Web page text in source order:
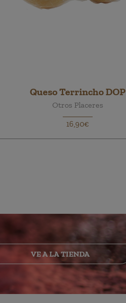
Queso Terrincho DOP
Otros Placeres
16,90€
VE A LA TIENDA